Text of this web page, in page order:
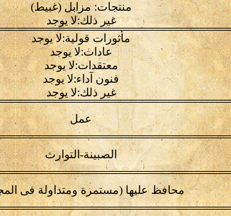
منتجات: مزابل (غبيط)
غير ذلك:لا يوجد
مأثورات قولية:لا يوجد
عادات:لا يوجد
معتقدات:لا يوجد
فنون آداء:لا يوجد
غير ذلك:لا يوجد
عمل
الصبينة-التوارث
محافظ عليها (مستمرة ومتداولة فى